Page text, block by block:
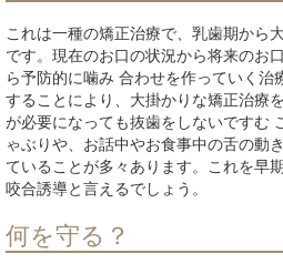
これは一種の矯正治療で、乳歯期から
です。現在のお口の状況から将来のお
ら予防的に噛み 合わせを作っていく治
することにより、大掛かりな矯正治療
が必要になっても抜歯をしないですむ
ゃぶりや、お話中やお食事中の舌の動
ていることが多々あります。これを早
咬合誘導と言えるでしょう。
何を守る？